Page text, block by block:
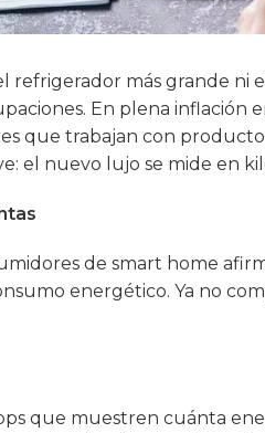
refrigerador más grande
En plena inflación
que trabajan con
el nuevo lujo se mide en
de smart home
energético. Ya no
que muestren cuánta